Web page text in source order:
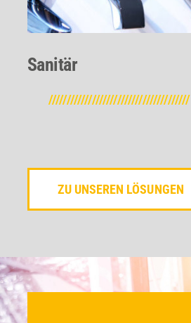
Sanitär
///////////////////////////////////////
ZU UNSEREN LÖSUNGEN